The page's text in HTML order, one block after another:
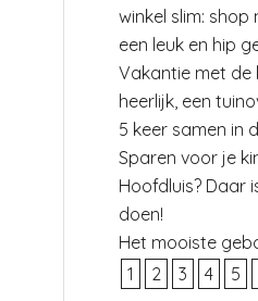
winkel slim: shop
een leuk en hip
Vakantie met de
heerlijk, een
5 keer samen in
Sparen voor je
Hoofdluis? Daar
doen!
Het mooiste
1
2 3 4 5